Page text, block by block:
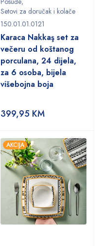
Setovi za doručak i kolače
150.01.01.0121
Karaca Nakkaş set za
večeru od koštanog
porculana, 24 dijela,
za 6 osoba, bijela
višebojna boja
399,95 KM
AKCIJA